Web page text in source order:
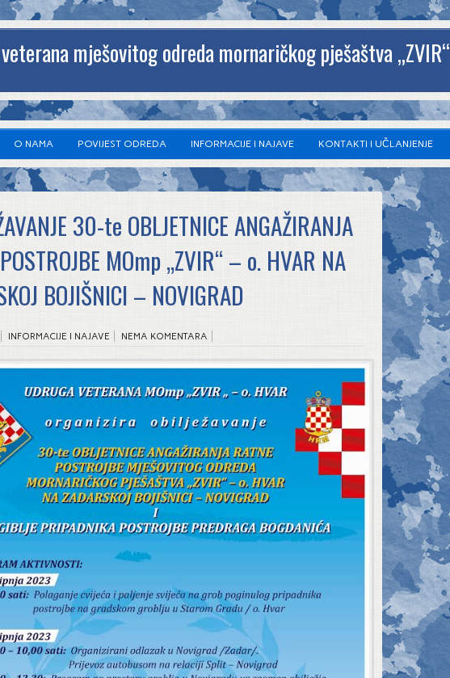
mješovitog odreda mornaričkog pješaštva „ZVIR“
O NAMA POVIJEST ODREDA INFORMACIJE I NAJAVE KONTAKTI I UČLANJENJE
30-te OBLJETNICE ANGAŽIRANJA
MOmp „ZVIR“ – o. HVAR NA
BOJIŠNICI – NOVIGRAD
INFORMACIJE I NAJAVE NEMA KOMENTARA